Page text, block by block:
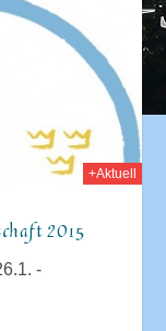
+Aktuell
2015
-